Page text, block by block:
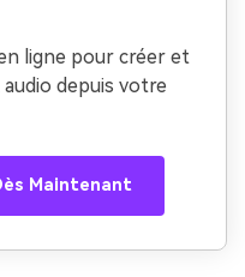
ligne pour créer et
depuis votre
Maintenant